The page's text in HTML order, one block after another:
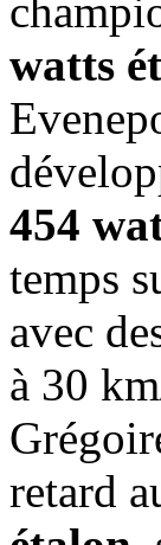
watts
454
temps
avec
à 30
retard